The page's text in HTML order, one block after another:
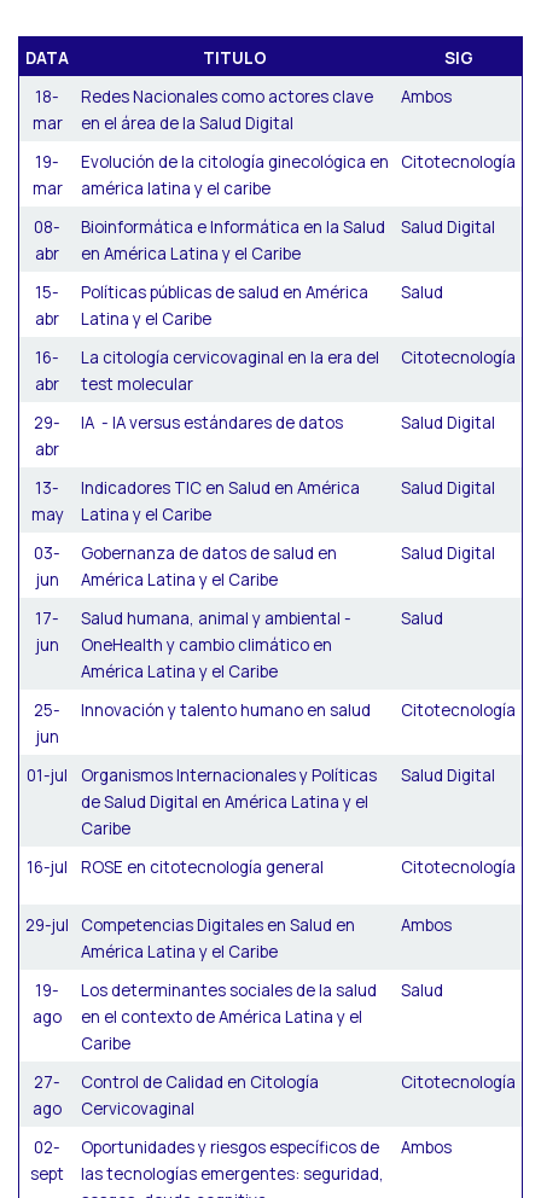
DATA TITULO
SIG
18-
mar
Redes Nacionales como actores clave
en el área de la Salud Digital
Ambos
19-
mar
Evolución de la citología ginecológica en
américa latina y el caribe
Citotecnología
08-
abr
Bioinformática e Informática en la Salud
en América Latina y el Caribe
Salud Digital
15-
abr
Políticas públicas de salud en América
Latina y el Caribe
Salud
16-
abr
La citología cervicovaginal en la era del
test molecular
Citotecnología
29-
abr
IA - IA versus estándares de datos Salud Digital
13-
may
Indicadores TIC en Salud en América
Latina y el Caribe
Salud Digital
03-
jun
Gobernanza de datos de salud en
América Latina y el Caribe
Salud Digital
17-
jun
Salud humana, animal y ambiental -
OneHealth y cambio climático en
América Latina y el Caribe
Salud
25-
jun
Innovación y talento humano en salud Citotecnología
01-jul
Organismos Internacionales y Políticas
de Salud Digital en América Latina y el
Caribe
Salud Digital
16-jul ROSE en citotecnología general Citotecnología
29-jul
Competencias Digitales en Salud en
América Latina y el Caribe
Ambos
19-
ago
Los determinantes sociales de la salud
en el contexto de América Latina y el
Caribe
Salud
27-
ago
Control de Calidad en Citología
Cervicovaginal
Citotecnología
02-
sept
Oportunidades y riesgos específicos de
las tecnologías emergentes: seguridad,
Ambos